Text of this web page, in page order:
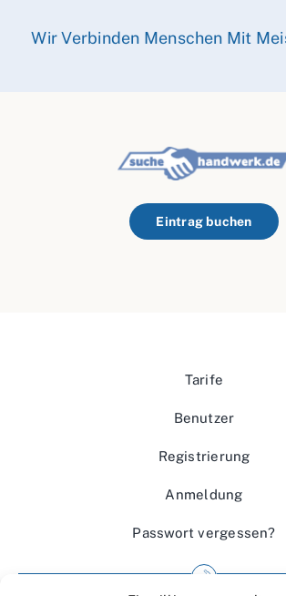
Wir Verbinden Menschen Mit
Eintrag buchen
Tarife
Benutzer
Registrierung
Anmeldung
Passwort vergessen?